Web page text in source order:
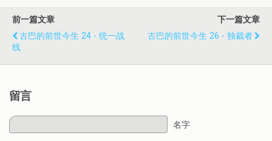
前一篇文章
古巴的前世今生 24 - 统一战
线
下一篇文章
古巴的前世今生 26 - 独裁者
留言
名字